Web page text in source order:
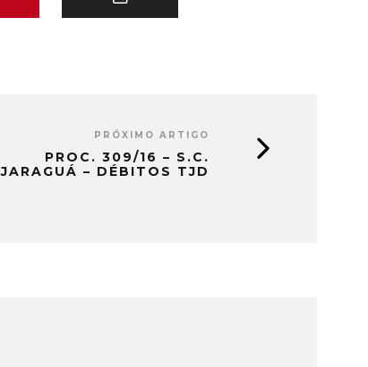
PRÓXIMO ARTIGO
PROC. 309/16 – S.C.
JARAGUÁ – DÉBITOS TJD